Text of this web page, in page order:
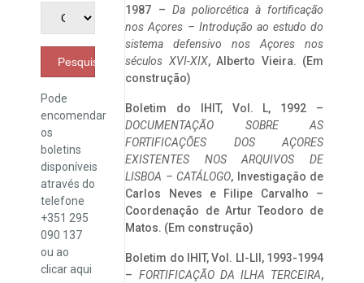
Pesquisar
Pode
encomendar
os
boletins
disponíveis
através do
telefone
+351 295
090 137
ou ao
clicaraqui
1987 – Da poliorcética à fortificação
nos Açores – Introdução ao estudo do
sistema defensivo nos Açores nos
séculos XVI-XIX, Alberto Vieira. (Em
construção)
Boletim do IHIT, Vol. L, 1992 –
DOCUMENTAÇÃO SOBRE AS
FORTIFICAÇÕES DOS AÇORES
EXISTENTES NOS ARQUIVOS DE
LISBOA – CATÁLOGO, Investigação de
Carlos Neves e Filipe Carvalho –
Coordenação de Artur Teodoro de
Matos. (Em construção)
Boletim do IHIT, Vol. LI-LII, 1993-1994
– FORTIFICAÇÃO DA ILHA TERCEIRA,